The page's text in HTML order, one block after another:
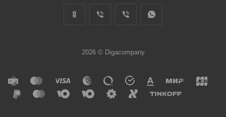
2026 © Digacompany